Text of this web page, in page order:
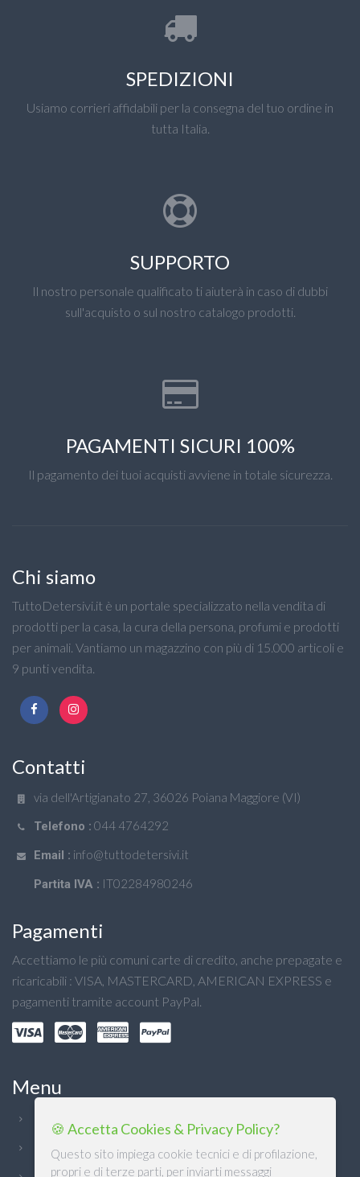
SPEDIZIONI
Usiamo corrieri affidabili per la consegna del tuo ordine in
tutta Italia.
SUPPORTO
Il nostro personale qualificato ti aiuterà in caso di dubbi
sull'acquisto o sul nostro catalogo prodotti.
PAGAMENTI SICURI 100%
Il pagamento dei tuoi acquisti avviene in totale sicurezza.
Chi siamo
TuttoDetersivi.it è un portale specializzato nella vendita di
prodotti per la casa, la cura della persona, profumi e prodotti
per animali. Vantiamo un magazzino con più di 15.000 articoli e
9 punti vendita.
Contatti
via dell'Artigianato 27, 36026 Poiana Maggiore (VI)
Telefono : 044 4764292
Email : info@tuttodetersivi.it
Partita IVA : IT02284980246
Pagamenti
Accettiamo le più comuni carte di credito, anche prepagate e
ricaricabili : VISA, MASTERCARD, AMERICAN EXPRESS e
pagamenti tramite account PayPal.
Menu
Condizioni generali
🍪 Accetta Cookies & Privacy Policy?
Questo sito impiega cookie tecnici e di profilazione,
propri e di terze parti, per inviarti messaggi